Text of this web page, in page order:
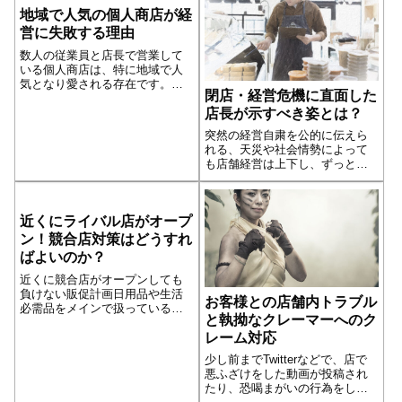
地域で人気の個人商店が経
営に失敗する理由
数人の従業員と店長で営業して
いる個人商店は、特に地域で人
気となり愛される存在です。し
閉店・経営危機に直面した
店長が示すべき姿とは？
突然の経営自粛を公的に伝えら
れる、天災や社会情勢によって
も店舗経営は上下し、ずっと平
坦な道を歩むことはありえませ
ん。もしも経営している店舗
が、なんらかの理由で閉店や経
営の危機が迫っているなら、店
長としてスタッフやお客様に示
さなければならない姿があるの
ではないでしょうか。
近くにライバル店がオープ
ン！競合店対策はどうすれ
ばよいのか？
近くに競合店がオープンしても
負けない販促計画日用品や生活
必需品をメインで扱っている店
お客様との店舗内トラブル
と執拗なクレーマーへのク
レーム対応
少し前までTwitterなどで、店で
悪ふざけをした動画が投稿され
たり、恐喝まがいの行為をした